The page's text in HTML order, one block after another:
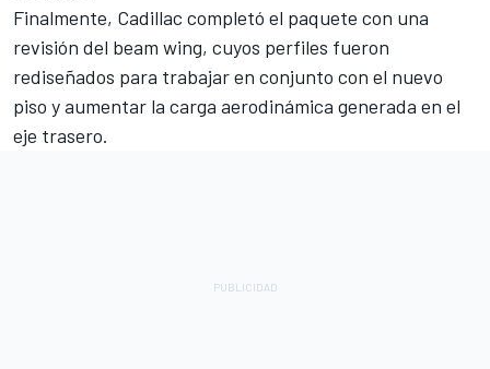
Finalmente, Cadillac completó el paquete con una
revisión del beam wing, cuyos perfiles fueron
rediseñados para trabajar en conjunto con el nuevo
piso y aumentar la carga aerodinámica generada en el
eje trasero.